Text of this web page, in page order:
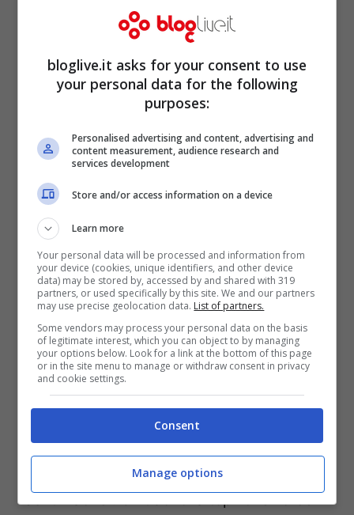
Dopo i tre piloti di testa si è classificato
Mark Webber, che come ha dichiarato a
fine gara, non ha corso al massimo delle
potenzialità. Molto male la Ferrari: quinto
posto per il pilota spagnolo Fernando
Alonso e al sesto posto partirà il suo
compagno di squadra Felipe Massa.
Una prestazione non proprio ottimale
quella ottenuta dai due piloti ferraristi.
Dietro le Ferrari si sono posizionate le
Mercedes GP di Nico Rosberg e Michael
Schumacher. Chiudono la top 10 le Force
bloglive.it asks for your consent to use
your personal data for the following
purposes:
Personalised advertising and content, advertising and
content measurement, audience research and
services development
Store and/or access information on a device
Learn more
Your personal data will be processed and information from
your device (cookies, unique identifiers, and other device
data) may be stored by, accessed by and shared with 319
partners, or used specifically by this site. We and our partners
may use precise geolocation data. List of partners.
Some vendors may process your personal data on the basis
of legitimate interest, which you can object to by managing
your options below. Look for a link at the bottom of this page
or in the site menu to manage or withdraw consent in privacy
and cookie settings.
Consent
Manage options